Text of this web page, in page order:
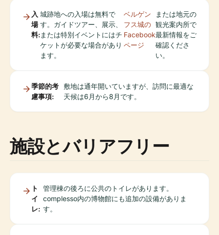
入
場
料:
城跡地への入場は無料で
す。ガイドツアー、展示、
または特別イベントにはチ
ケットが必要な場合があり
ます。
ベルゲン
フス城の
Facebook
ページ
または地元の
観光案内所で
最新情報をご
確認くださ
い。
季節的考
慮事項:
敷地は通年開いていますが、訪問に最適な
天候は6月から8月です。
施設とバリアフリー
ト
イ
レ:
管理棟の後ろに公共のトイレがあります。
complesso内の博物館にも追加の設備がありま
す。